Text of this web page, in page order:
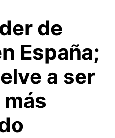
de
España;
a ser